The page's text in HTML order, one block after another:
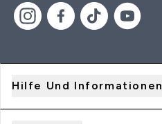
Hilfe Und Informationen